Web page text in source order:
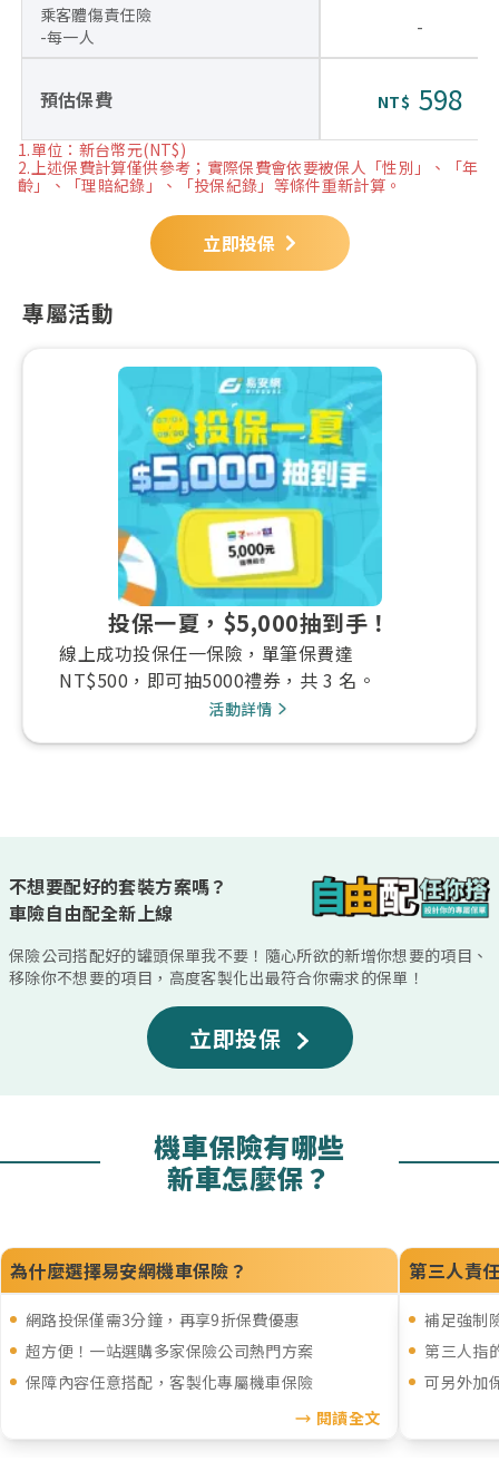
乘客體傷責任險
-每一人
-
預估保費 NT$ 598
1.單位：新台幣元(NT$)
2.上述保費計算僅供參考；實際保費會依要被保人「性別」、「年
齡」、「理賠紀錄」、「投保紀錄」等條件重新計算。
立即投保
專屬活動
投保一夏，$5,000抽到手！
線上成功投保任一保險，單筆保費達
NT$500，即可抽5000禮券，共 3 名。
活動詳情
不想要配好的套裝方案嗎？
車險自由配全新上線
保險公司搭配好的罐頭保單我不要！隨心所欲的新增你想要的項目、
移除你不想要的項目，高度客製化出最符合你需求的保單！
立即投保
機車保險有哪些
新車怎麼保？
為什麼選擇易安網機車保險？
網路投保僅需3分鐘，再享9折保費優惠
超方便！一站選購多家保險公司熱門方案
保障內容任意搭配，客製化專屬機車保險
閱讀全文
第三人責
補足強制
第三人指
可另外加